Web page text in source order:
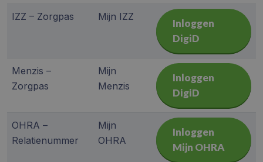
IZZ – Zorgpas Mijn IZZ
Inloggen
DigiD
Menzis –
Zorgpas
Mijn
Menzis
Inloggen
DigiD
OHRA –
Relatienummer
Mijn
OHRA
Inloggen
Mijn OHRA